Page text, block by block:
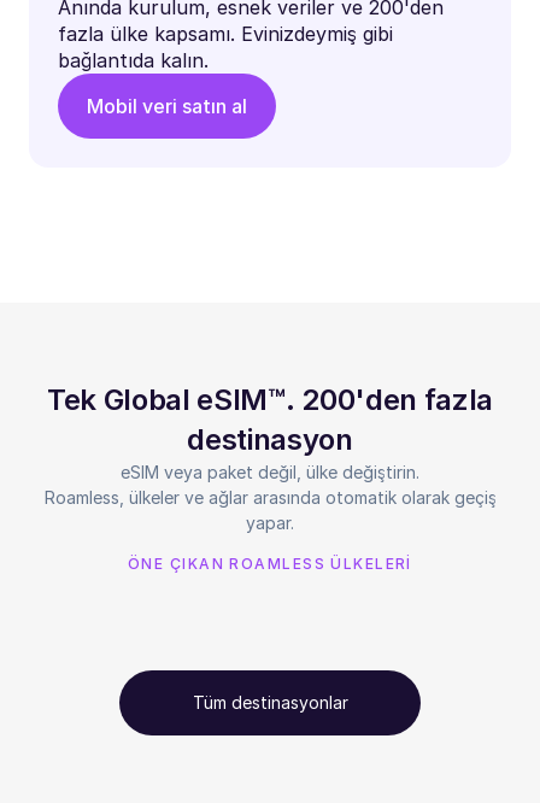
Anında kurulum, esnek veriler ve 200'den
fazla ülke kapsamı. Evinizdeymiş gibi
bağlantıda kalın.
Mobil veri satın al
Tek Global eSIM™. 200'den fazla
destinasyon
eSIM veya paket değil, ülke değiştirin.
Roamless, ülkeler ve ağlar arasında otomatik olarak geçiş
yapar.
ÖNE ÇIKAN ROAMLESS ÜLKELERİ
Tüm destinasyonlar